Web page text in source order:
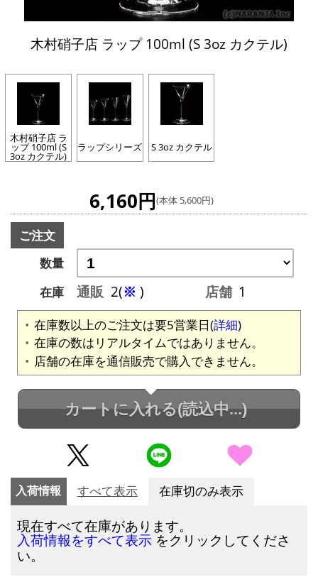
木村硝子店 ラップ 100ml (S 3oz カクテル)
木村硝子店 ラ
ップ 100ml (S
3oz カクテル)
ラップシリーズ S 3oz カクテル
6,160円(本体 5,600円)
ご注文
数量
在庫
通販 2(※ ) 店舗 1
在庫数以上のご注文は要5営業日(詳細)
在庫の数はリアルタイムではありません。
店舗の在庫を通信販売で購入できません。
カートに入れる(読込中...)
入荷情報 すべて表示 在庫切のみ表示
現在すべて在庫があります。
入荷情報をすべて表示 をクリックしてくださ
い。